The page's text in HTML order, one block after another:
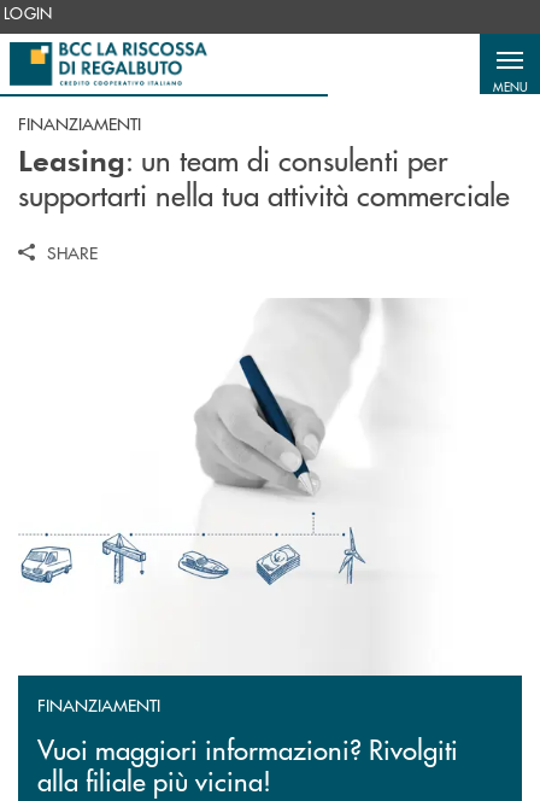
Salta al contenuto principale
LOGIN
MENU
FINANZIAMENTI
Leasing: un team di consulenti per
supportarti nella tua attività commerciale
SHARE
FINANZIAMENTI
Vuoi maggiori informazioni? Rivolgiti
alla filiale più vicina!